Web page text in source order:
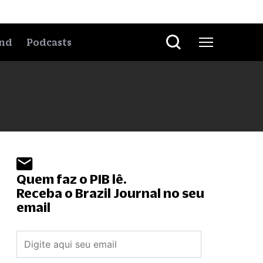
Podcasts
Quem faz o PIB lê.
Receba o Brazil Journal no seu
email